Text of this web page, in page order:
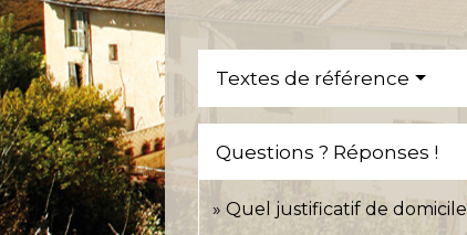
Textes de référence
Questions ? Réponses !
Quel justificatif de